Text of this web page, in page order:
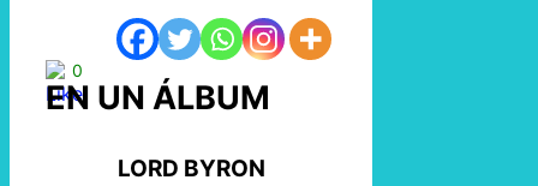
0
EN UN ÁLBUM
LORD BYRON